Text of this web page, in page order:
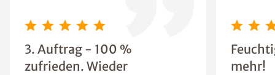
3. Auftrag - 100 %
zufrieden. Wieder
mehr!